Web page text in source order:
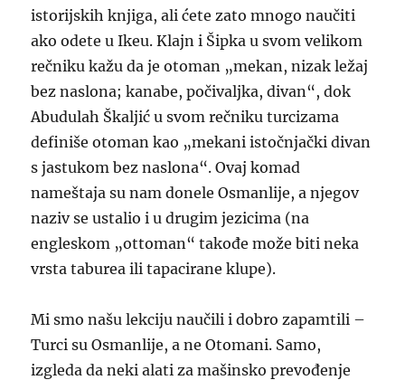
istorijskih knjiga, ali ćete zato mnogo naučiti
ako odete u Ikeu. Klajn i Šipka u svom velikom
rečniku kažu da je otoman „mekan, nizak ležaj
bez naslona; kanabe, počivaljka, divan“, dok
Abudulah Škaljić u svom rečniku turcizama
definiše otoman kao „mekani istočnjački divan
s jastukom bez naslona“. Ovaj komad
nameštaja su nam donele Osmanlije, a njegov
naziv se ustalio i u drugim jezicima (na
engleskom „ottoman“ takođe može biti neka
vrsta taburea ili tapacirane klupe).
Mi smo našu lekciju naučili i dobro zapamtili –
Turci su Osmanlije, a ne Otomani. Samo,
izgleda da neki alati za mašinsko prevođenje